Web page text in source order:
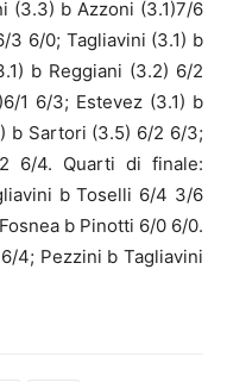
(3.3) b Azzoni (3.1)7/6
3 6/0; Tagliavini (3.1) b
b Reggiani (3.2) 6/2
1 6/3; Estevez (3.1) b
b Sartori (3.5) 6/2 6/3;
6/4. Quarti di finale:
b Toselli 6/4 3/6
b Pinotti 6/0 6/0.
4; Pezzini b Tagliavini